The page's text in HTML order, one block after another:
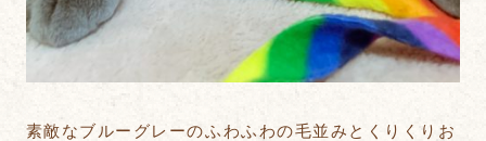
素敵なブルーグレーのふわふわの毛並みとくりくりお